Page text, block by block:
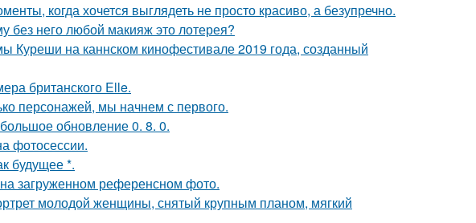
когда хочется выглядеть не просто красиво, а безупречно.
без него любой макияж это лотерея?
Куреши на каннском кинофестивале 2019 года, созданный
британского Elle.
персонажей, мы начнем с первого.
обновление 0. 8. 0.
фотосессии.
будущее *.
загруженном референсном фото.
молодой женщины, снятый крупным планом, мягкий